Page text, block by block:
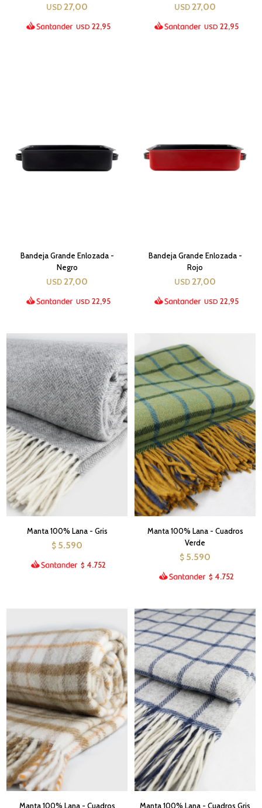
USD 27,00
USD 22,95
USD 27,00
USD 22,95
Bandeja Grande Enlozada -
Negro
USD 27,00
USD 22,95
Bandeja Grande Enlozada -
Rojo
USD 27,00
USD 22,95
Manta 100% Lana - Gris
$ 5.590
$ 4.752
Manta 100% Lana - Cuadros
Verde
$ 5.590
$ 4.752
Manta 100% Lana - Cuadros Manta 100% Lana - Cuadros Gris